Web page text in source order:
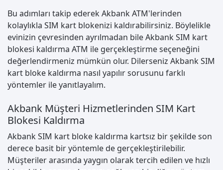
Bu adımları takip ederek Akbank ATM'lerinden
kolaylıkla SIM kart blokenizi kaldırabilirsiniz. Böylelikle
evinizin çevresinden ayrılmadan bile Akbank SIM kart
blokesi kaldırma ATM ile gerçekleştirme seçeneğini
değerlendirmeniz mümkün olur. Dilerseniz Akbank SIM
kart bloke kaldırma nasıl yapılır sorusunu farklı
yöntemler ile yanıtlayalım.
Akbank Müşteri Hizmetlerinden SIM Kart
Blokesi Kaldırma
Akbank SIM kart bloke kaldırma kartsız bir şekilde son
derece basit bir yöntemle de gerçekleştirilebilir.
Müşteriler arasında yaygın olarak tercih edilen ve hızlı